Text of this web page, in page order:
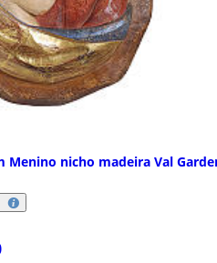
Menino nicho madeira Val